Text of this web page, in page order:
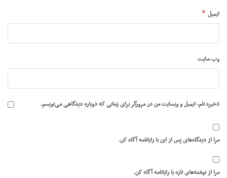
ایمیل *
وب‌ سایت
ذخیره نام، ایمیل و وبسایت من در مرورگر برای زمانی که دوباره دیدگاهی می‌نویسم.
مرا از دیدگاه‌های پس از این با رایانامه آگاه کن.
مرا از نوشته‌های تازه با رایانامه آگاه کن.